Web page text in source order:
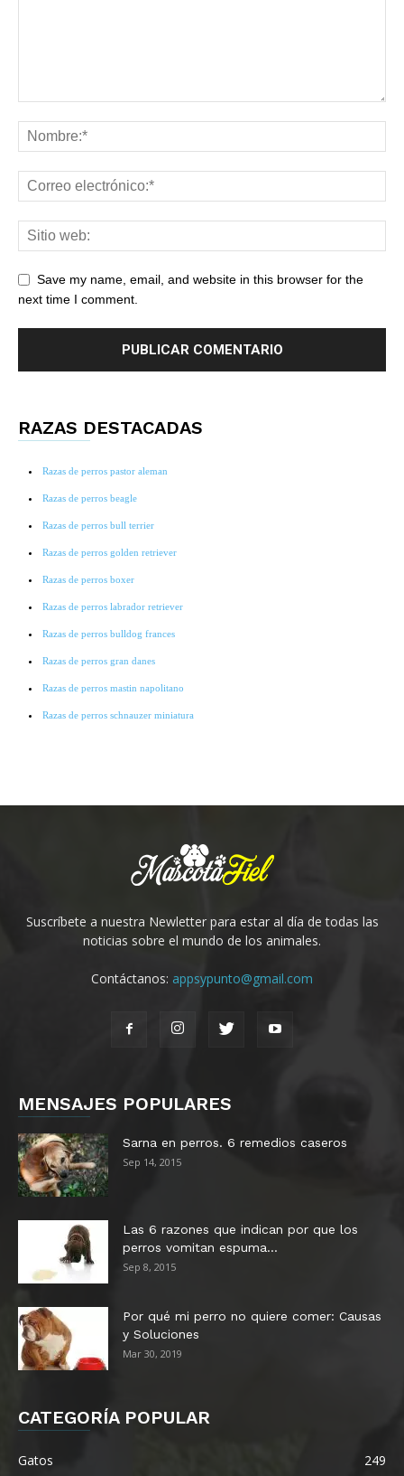
Save my name, email, and website in this browser for the
next time I comment.
RAZAS DESTACADAS
Razas de perros pastor aleman
Razas de perros beagle
Razas de perros bull terrier
Razas de perros golden retriever
Razas de perros boxer
Razas de perros labrador retriever
Razas de perros bulldog frances
Razas de perros gran danes
Razas de perros mastin napolitano
Razas de perros schnauzer miniatura
Razas de perros basset hound
Raza de Perros Salchicha
Razas de perros husky siberiano
Razas de perros Pastor belga
Razas de perros dogo argentino
Razas de perros mini pincher
Razas de perros shih tzu
Razas de perros Shar Pei
Suscríbete a nuestra Newletter para estar al día de todas las
noticias sobre el mundo de los animales.
Contáctanos: appsypunto@gmail.com
MENSAJES POPULARES
Sarna en perros. 6 remedios caseros
Sep 14, 2015
Las 6 razones que indican por que los
perros vomitan espuma...
Sep 8, 2015
Por qué mi perro no quiere comer: Causas
y Soluciones
Mar 30, 2019
CATEGORÍA POPULAR
Gatos 249